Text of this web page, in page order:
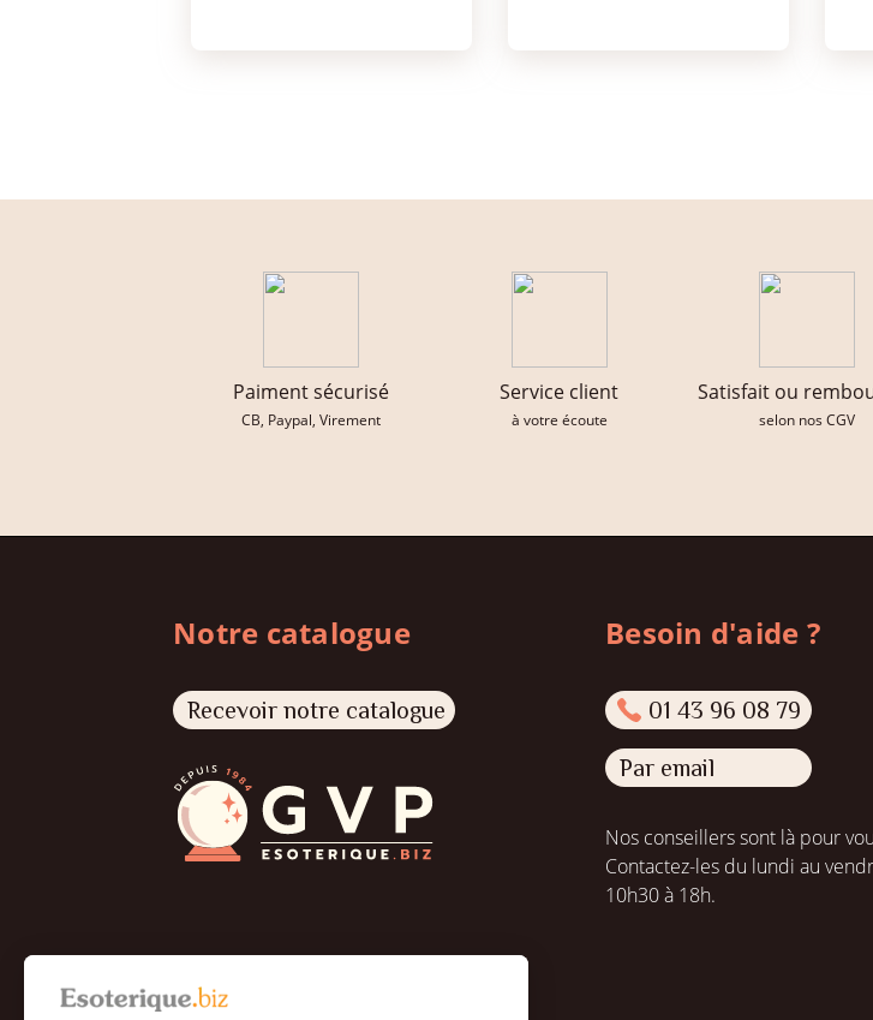
Paiment sécurisé
CB, Paypal, Virement
Service client
à votre écoute
Satisfait ou
selon nos CGV
Notre catalogue
Recevoir notre catalogue
Besoin d'aide ?
01 43 96 08 79
Par email
Nos conseillers sont là pour
Contactez-les du lundi au
10h30 à 18h.